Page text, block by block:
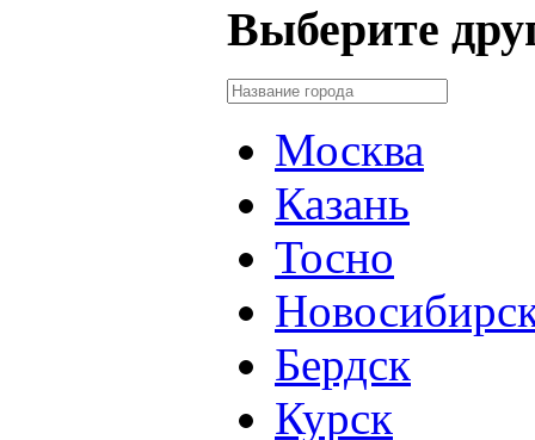
Выберите
Москва
Казань
Тосно
Бердск
Курск